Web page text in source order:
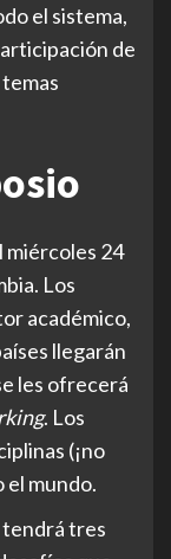
el sistema,
de
miércoles 24
Los
académico,
llegarán
les ofrecerá
. Los
(¡no
mundo.
tendrá tres